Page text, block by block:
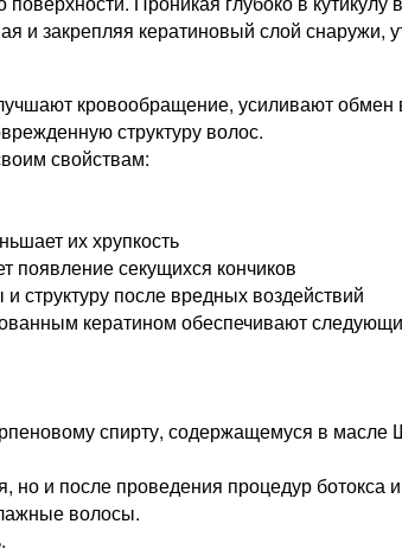
и закрепляя кератиновый слой снаружи,
кровообращение, усиливают
структуру волос.
свойствам:
их хрупкость
появление секущихся кончиков
структуру после вредных воздействий
кератином обеспечивают
спирту, содержащемуся в масле
и после проведения процедур ботокса и
волосы.